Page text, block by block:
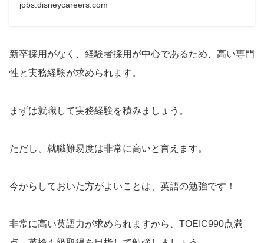
jobs.disneycareers.com
新卒採用がなく、経験者採用が中心であるため、高い専門
性と実務経験が求められます。
まずは就職して実務経験を積みましょう。
ただし、就職難易度は非常に高いと言えます。
今からしておいた方がよいことは、英語の勉強です！
非常に高い英語力が求められますから、TOEIC990点満